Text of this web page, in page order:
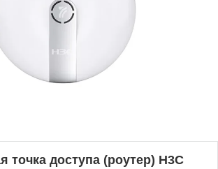
точка доступа (роутер) H3C